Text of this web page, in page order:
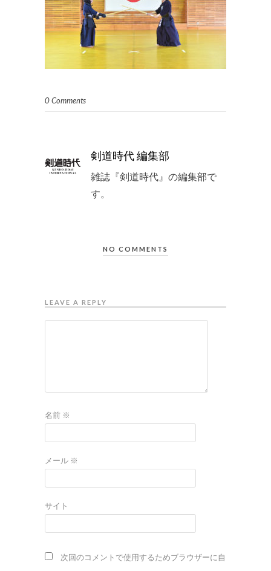
0 Comments
剣道時代 編集部
雑誌『剣道時代』の編集部で
す。
NO COMMENTS
LEAVE A REPLY
名前 ※
メール ※
サイト
次回のコメントで使用するためブラウザーに自